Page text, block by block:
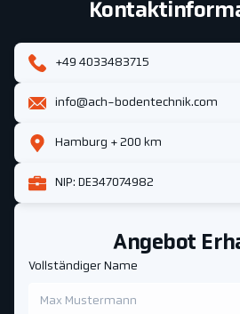
Angebot
Vollständiger Name
+49 4033483715
info@ach-bodentechnik.com
Hamburg + 200 km
NIP: DE347074982